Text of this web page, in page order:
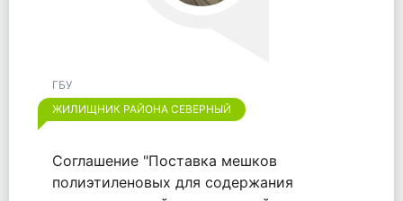
ГБУ
ЖИЛИЩНИК РАЙОНА ОТРАДНОЕ
Хотим выразить признательность
компании "ООО "ВАЙТПАК"" за